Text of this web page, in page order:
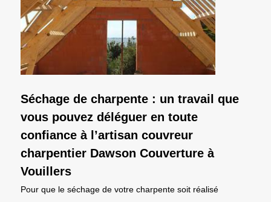
Séchage de charpente : un travail que
vous pouvez déléguer en toute
confiance à l’artisan couvreur
charpentier Dawson Couverture à
Vouillers
Pour que le séchage de votre charpente soit réalisé